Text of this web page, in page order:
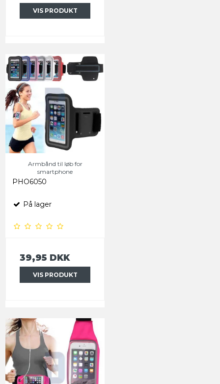
VIS PRODUKT
Armbånd til løb for
smartphone
PHO6050
På lager
39,95 DKK
VIS PRODUKT